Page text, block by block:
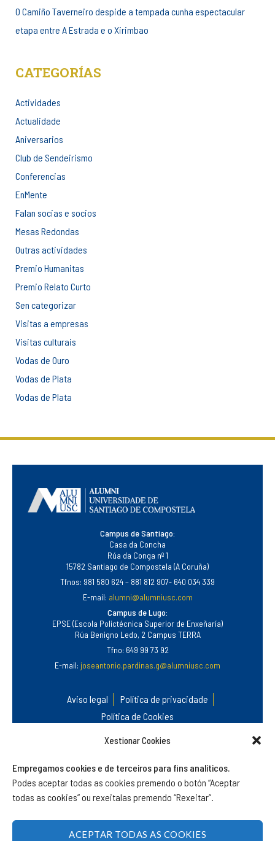
Xestionar Cookies
Empregamos cookies e de terceiros para fins analíticos.
Podes aceptar todas as cookies premendo o botón “Aceptar
todas as cookies” ou rexeitalas premendo “Rexeitar”.
ACEPTAR TODAS AS COOKIES
O Camiño Taverneiro despide a tempada cunha espectacular
etapa entre A Estrada e o Xirimbao
CATEGORÍAS
Actividades
Actualidade
Aniversarios
Club de Sendeirismo
Conferencias
EnMente
Falan socias e socios
Mesas Redondas
Outras actividades
Premio Humanitas
Premio Relato Curto
Sen categorizar
Visitas a empresas
Visitas culturais
Vodas de Ouro
Vodas de Plata
Vodas de Plata
Campus de Santiago:
Casa da Concha
Rúa da Conga nº 1
15782 Santiago de Compostela (A Coruña)
Tfnos: 981 580 624 – 881 812 907- 640 034 339
E-mail: alumni@alumniusc.com
Campus de Lugo:
EPSE (Escola Polictécnica Superior de Enxeñaría)
Rúa Benigno Ledo, 2 Campus TERRA
Tfno: 649 99 73 92
E-mail: joseantonio.pardinas.g@alumniusc.com
Aviso legal
Política de privacidade
Política de Cookies